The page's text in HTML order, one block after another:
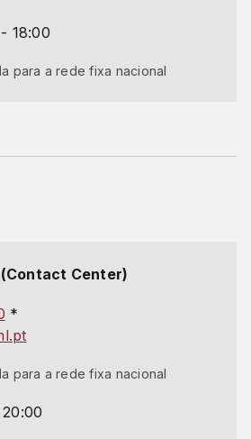
18:00
para a rede fixa nacional
Center)
*
para a rede fixa nacional